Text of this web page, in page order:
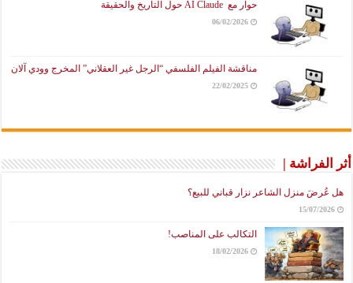
حوار مع AI Claude حول التاريخ والحقيقة
06/02/2026
مناقشة الفيلم الفلسفي “الرجل غير العقلاني” المخرج وودي آلان
22/02/2025
أثر الفراشة |
هل عُرضَ منزل الشاعر نزار قباني للبيع؟
15/07/2026
التكالب على المناصب!
18/02/2026